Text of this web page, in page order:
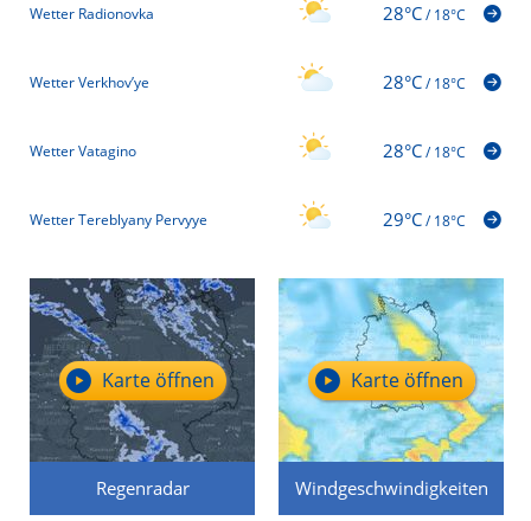
Wetter Radionovka 28°C/18°C
Wetter Verkhov’ye 28°C/18°C
Wetter Vatagino 28°C/18°C
Wetter Tereblyany Pervyye 29°C/18°C
Regenradar
Karte öffnen
Windgeschwindigkeiten
Karte öffnen